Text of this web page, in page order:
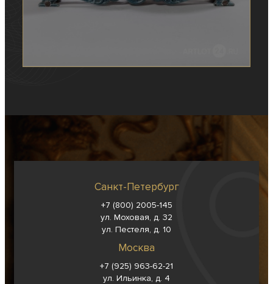
Санкт-Петербург
+7 (800) 2005-145
ул. Моховая, д. 32
ул. Пестеля, д. 10
Москва
+7 (925) 963-62-21
ул. Ильинка, д. 4